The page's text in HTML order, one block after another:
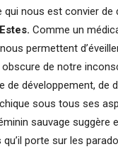
qui nous est convier de
Comme un
permettent
de notre
de développement,
sous tous ses
sauvage suggère
porte sur les